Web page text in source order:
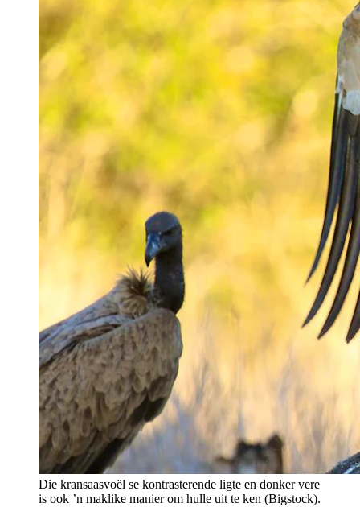
Die kransaasvoël se kontrasterende ligte en donker vere
is ook ’n maklike manier om hulle uit te ken (Bigstock).